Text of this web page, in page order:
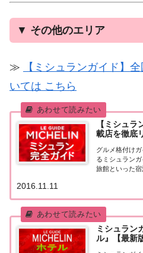
▼ その他のエリア
≫
【ミシュランガイド】
いては こちら
【ミシュラ
載店を徹底
グルメ格付け
るミシュラン
旅館といった宿
本版としては
ド東京版2008
2016.11.11
ミシュラン
ル』【最新